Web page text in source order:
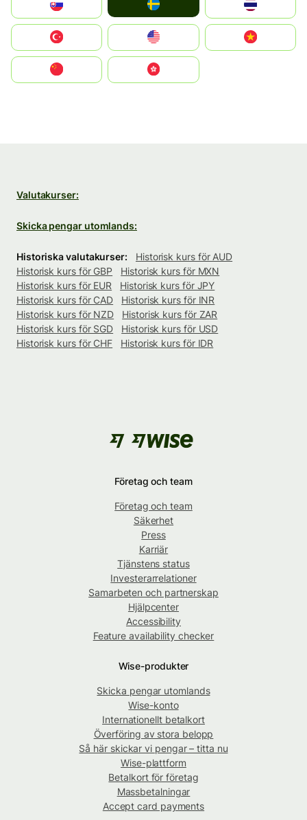
United States
中國香港特別行政區
Valutakurser:
Skicka pengar utomlands:
Historiska valutakurser:
Historisk kurs för AUD
Historisk kurs för GBP
Historisk kurs för MXN
Historisk kurs för EUR
Historisk kurs för JPY
Historisk kurs för CAD
Historisk kurs för INR
Historisk kurs för NZD
Historisk kurs för ZAR
Historisk kurs för SGD
Historisk kurs för USD
Historisk kurs för CHF
Historisk kurs för IDR
Företag och team
Företag och team
Säkerhet
Press
Karriär
Tjänstens status
Investerarrelationer
Samarbeten och partnerskap
Hjälpcenter
Accessibility
Feature availability checker
Wise-produkter
Skicka pengar utomlands
Wise-konto
Internationellt betalkort
Överföring av stora belopp
Så här skickar vi pengar – titta nu
Wise-plattform
Betalkort för företag
Massbetalningar
Accept card payments